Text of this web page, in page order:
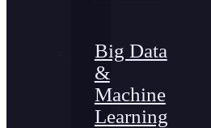
Big Data
&
Machine
Learning